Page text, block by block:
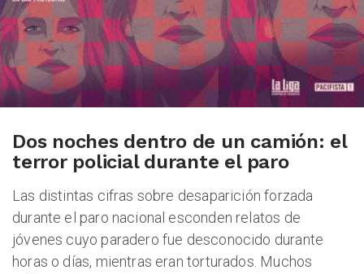
Dos noches dentro de un camión: el
terror policial durante el paro
Las distintas cifras sobre desaparición forzada
durante el paro nacional esconden relatos de
jóvenes cuyo paradero fue desconocido durante
horas o días, mientras eran torturados. Muchos